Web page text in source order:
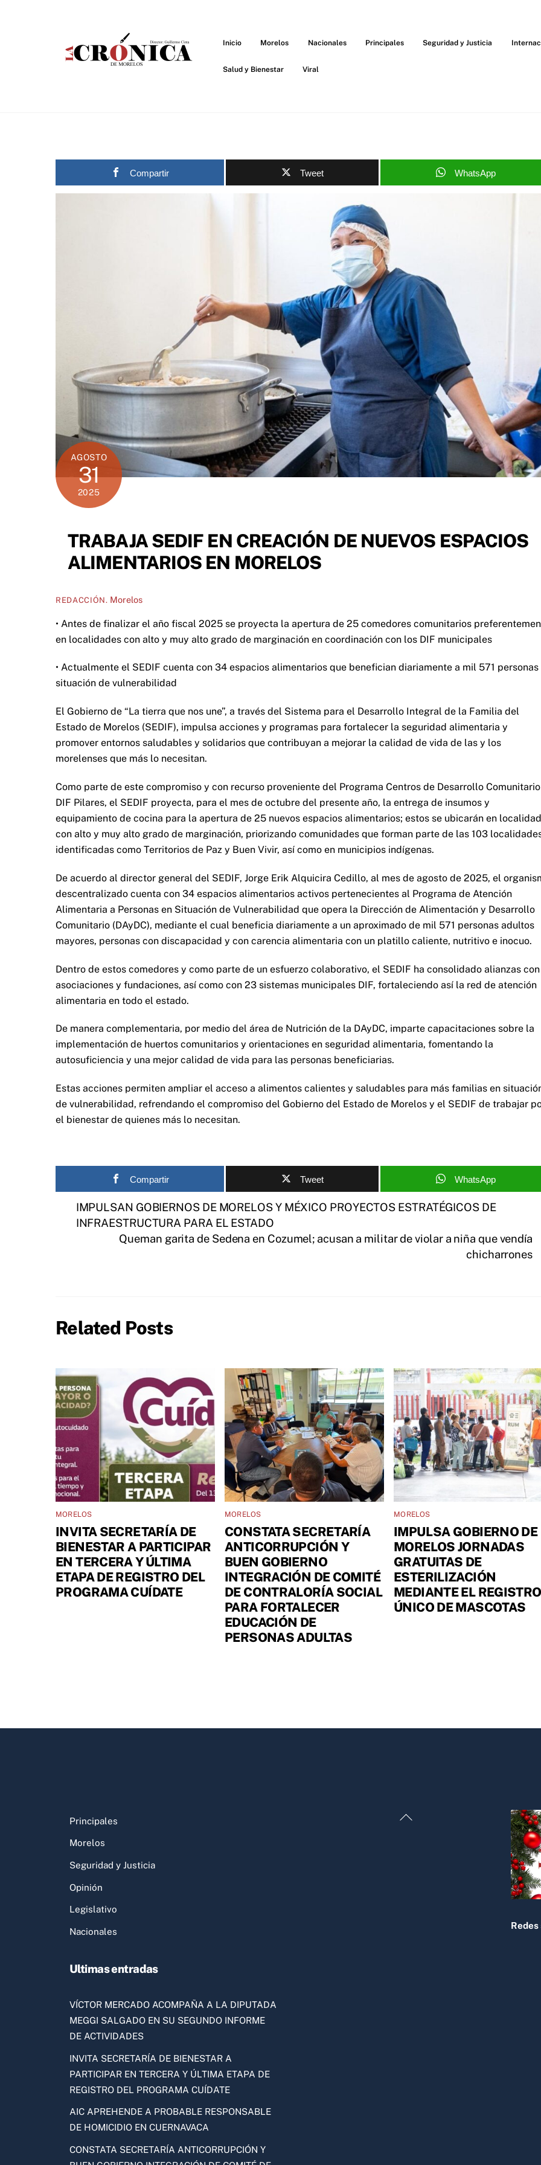
Inicio Morelos Nacionales Principales Seguridad y Justicia
Salud y Bienestar Viral
Compartir Tweet WhatsApp
AGOSTO
31
2025
TRABAJA SEDIF EN CREACIÓN DE NUEVOS ESPACIOS
ALIMENTARIOS EN MORELOS
REDACCIÓN. Morelos
• Antes de finalizar el año fiscal 2025 se proyecta la apertura de 25 comedores comunitarios
en localidades con alto y muy alto grado de marginación en coordinación con los DIF municipales
• Actualmente el SEDIF cuenta con 34 espacios alimentarios que benefician diariamente a mil 571 personas
situación de vulnerabilidad
El Gobierno de “La tierra que nos une”, a través del Sistema para el Desarrollo Integral de la Familia del
Estado de Morelos (SEDIF), impulsa acciones y programas para fortalecer la seguridad alimentaria y
promover entornos saludables y solidarios que contribuyan a mejorar la calidad de vida de las y los
morelenses que más lo necesitan.
Como parte de este compromiso y con recurso proveniente del Programa Centros de Desarrollo Comunitario
DIF Pilares, el SEDIF proyecta, para el mes de octubre del presente año, la entrega de insumos y
equipamiento de cocina para la apertura de 25 nuevos espacios alimentarios; estos se ubicarán en
con alto y muy alto grado de marginación, priorizando comunidades que forman parte de las 103
identificadas como Territorios de Paz y Buen Vivir, así como en municipios indígenas.
De acuerdo al director general del SEDIF, Jorge Erik Alquicira Cedillo, al mes de agosto de 2025, el
descentralizado cuenta con 34 espacios alimentarios activos pertenecientes al Programa de Atención
Alimentaria a Personas en Situación de Vulnerabilidad que opera la Dirección de Alimentación y Desarrollo
Comunitario (DAyDC), mediante el cual beneficia diariamente a un aproximado de mil 571 personas adultos
mayores, personas con discapacidad y con carencia alimentaria con un platillo caliente, nutritivo e inocuo.
Dentro de estos comedores y como parte de un esfuerzo colaborativo, el SEDIF ha consolidado alianzas con
asociaciones y fundaciones, así como con 23 sistemas municipales DIF, fortaleciendo así la red de atención
alimentaria en todo el estado.
De manera complementaria, por medio del área de Nutrición de la DAyDC, imparte capacitaciones sobre la
implementación de huertos comunitarios y orientaciones en seguridad alimentaria, fomentando la
autosuficiencia y una mejor calidad de vida para las personas beneficiarias.
Estas acciones permiten ampliar el acceso a alimentos calientes y saludables para más familias en
de vulnerabilidad, refrendando el compromiso del Gobierno del Estado de Morelos y el SEDIF de trabajar
el bienestar de quienes más lo necesitan.
Compartir Tweet WhatsApp
IMPULSAN GOBIERNOS DE MORELOS Y MÉXICO PROYECTOS ESTRATÉGICOS DE
INFRAESTRUCTURA PARA EL ESTADO
Queman garita de Sedena en Cozumel; acusan a militar de violar a niña que vendía
chicharrones
Related Posts
MORELOS
INVITA SECRETARÍA DE
BIENESTAR A PARTICIPAR
EN TERCERA Y ÚLTIMA
ETAPA DE REGISTRO DEL
PROGRAMA CUÍDATE
MORELOS
CONSTATA SECRETARÍA
ANTICORRUPCIÓN Y
BUEN GOBIERNO
INTEGRACIÓN DE COMITÉ
DE CONTRALORÍA SOCIAL
PARA FORTALECER
EDUCACIÓN DE
PERSONAS ADULTAS
MORELOS
IMPULSA GOBIERNO DE
MORELOS JORNADAS
GRATUITAS DE
ESTERILIZACIÓN
MEDIANTE EL REGISTRO
ÚNICO DE MASCOTAS
Back
Principales
Morelos
Seguridad y Justicia
Opinión
Legislativo
Nacionales
Ultimas entradas
VÍCTOR MERCADO ACOMPAÑA A LA DIPUTADA
MEGGI SALGADO EN SU SEGUNDO INFORME
DE ACTIVIDADES
INVITA SECRETARÍA DE BIENESTAR A
PARTICIPAR EN TERCERA Y ÚLTIMA ETAPA DE
REGISTRO DEL PROGRAMA CUÍDATE
AIC APREHENDE A PROBABLE RESPONSABLE
DE HOMICIDIO EN CUERNAVACA
CONSTATA SECRETARÍA ANTICORRUPCIÓN Y